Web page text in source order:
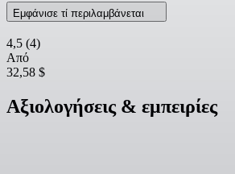
Εμφάνισε τί περιλαμβάνεται
4,5 (4)
Από
32,58 $
Αξιολογήσεις & εμπειρίες